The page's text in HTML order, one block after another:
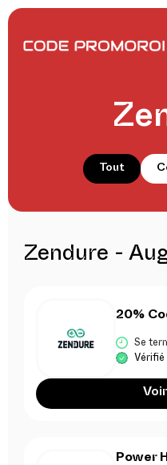
Tout
Zendure -
20%
Se
Vérifié
Power